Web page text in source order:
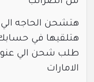
هتشحن الحاجه الي
هتلقيها في
طلب شحن الي
الامارات